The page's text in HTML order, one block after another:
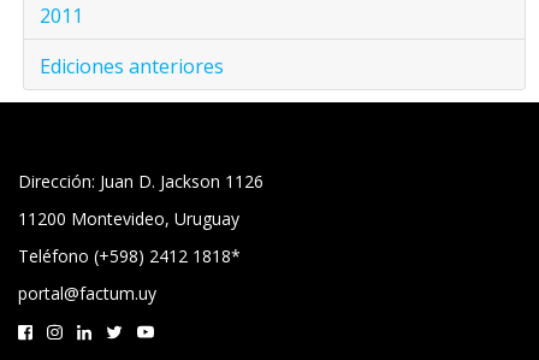
2011
Ediciones anteriores
Dirección: Juan D. Jackson 1126
11200 Montevideo, Uruguay
Teléfono (+598) 2412 1818*
portal@factum.uy